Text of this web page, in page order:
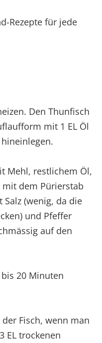
Rezepte für jede
Den Thunfisch
mit 1 EL Öl
Mehl, restlichem Öl,
dem Pürierstab
(wenig, da die
und Pfeffer
auf den
20 Minuten
Fisch, wenn man
EL trockenen